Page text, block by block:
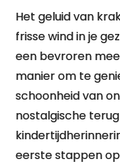
Het geluid van
frisse wind in je
een bevroren
manier om te
schoonheid van
nostalgische
eerste stappen